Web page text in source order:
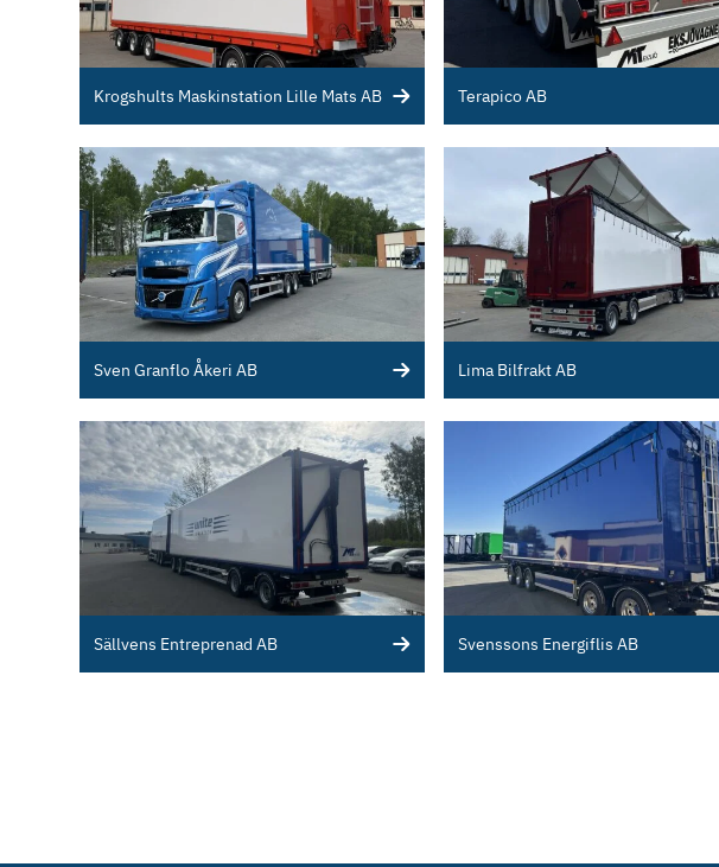
Krogshults Maskinstation Lille Mats AB Terapico AB
Sven Granflo Åkeri AB Lima Bilfrakt AB
Sällvens Entreprenad AB Svenssons Energiflis AB